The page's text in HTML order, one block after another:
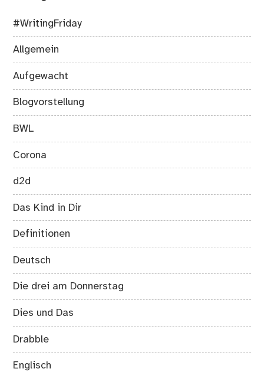
#WritingFriday
Allgemein
Aufgewacht
Blogvorstellung
BWL
Corona
d2d
Das Kind in Dir
Definitionen
Deutsch
Die drei am Donnerstag
Dies und Das
Drabble
Englisch